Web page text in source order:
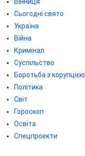
Сьогодні свято
Україна
Війна
Кримінал
Суспільство
Боротьба з корупцією
Політика
Світ
Гороскоп
Освіта
Спецпроекти